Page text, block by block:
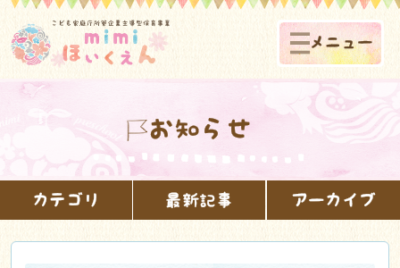
メニュー
お知らせ
カテゴリ 最新記事 アーカイブ